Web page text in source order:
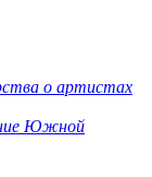
о артистах
Южной